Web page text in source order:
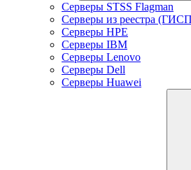
Серверы STSS Flagman
Серверы из реестра
Серверы HPE
Серверы IBM
Серверы Lenovo
Серверы Dell
Серверы Huawei